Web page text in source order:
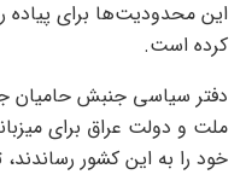
این محدودیت‌ها برای پیاده
کرده است.
ملت و دولت عراق برای
خود را به این کشور